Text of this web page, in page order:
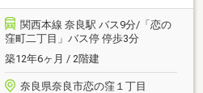
関西本線 奈良駅 バス9分/「恋の
窪町二丁目」バス停 停歩3分
築12年6ヶ月 / 2階建
奈良県奈良市恋の窪１丁目